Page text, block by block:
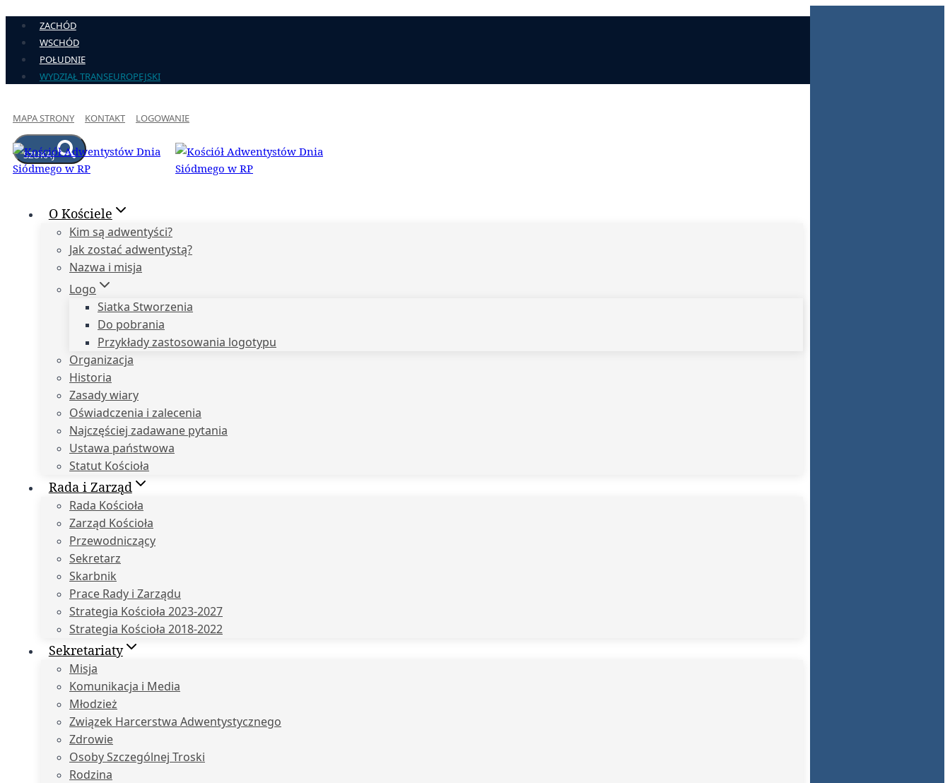
Przejdź
treści
ZACHÓD
WSCHÓD
POŁUDNIE
WYDZIAŁ TRANSEUROPEJSKI
MAPA STRONY KONTAKT LOGOWANIE
SZUKAJ
O Kościele
Kim są adwentyści?
Jak zostać adwentystą?
Nazwa i misja
Logo
Siatka Stworzenia
Do pobrania
Przykłady zastosowania logotypu
Organizacja
Historia
Zasady wiary
Oświadczenia i zalecenia
Najczęściej zadawane pytania
Ustawa państwowa
Statut Kościoła
Rada i Zarząd
Rada Kościoła
Zarząd Kościoła
Przewodniczący
Sekretarz
Skarbnik
Prace Rady i Zarządu
Strategia Kościoła 2023-2027
Strategia Kościoła 2018-2022
Sekretariaty
Misja
Komunikacja i Media
Młodzież
Związek Harcerstwa Adwentystycznego
Zdrowie
Osoby Szczególnej Troski
Rodzina